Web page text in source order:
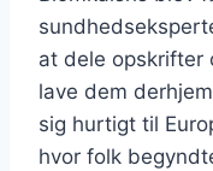
at dele opskrifter
lave dem
sig hurtigt til
hvor folk